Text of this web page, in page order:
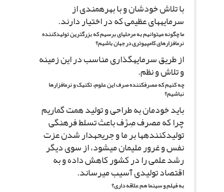
با تلاش خودشان و با بهره‏مندى از
سرمایه‏هاى عظیمى که در اختیار دارند.
ما چگونه مى‏توانیم به مرحله‏اى برسیم که بزرگ‏ترین تولیدکننده
نرم‏افزارهاى کامپیوترى در جهان باشیم؟
از طریق سرمایه‏گذارى مناسب در این زمینه
و تلاش و نظم.
چه کنیم که مصرف‏کننده صرف این علوم، تکنیک و نرم‏افزارها
نباشیم؟
باید خودمان به طراحى و تولید همت گماریم
چرا که مصرف صِرْف باعث تسلط فرهنگى
تولیدکننده‏ها بر ما و جریحه‏دار شدن عزت
نفس و غرور ملى‏مان مى‏شود، از سوى دیگر
رشد علمى را در کشور کاهش داده و به
اقتصاد تولیدى آسیب مى‏رساند.
به فیلم و سینما هم علاقه دارى؟